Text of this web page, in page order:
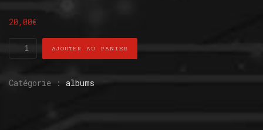
20,00€
quantité
Capital
AJOUTER AU PANIER
Catégorie : albums